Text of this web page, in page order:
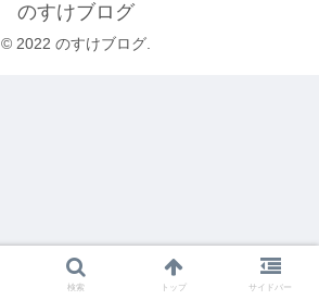
のすけブログ
© 2022 のすけブログ.
検索 トップ サイドバー